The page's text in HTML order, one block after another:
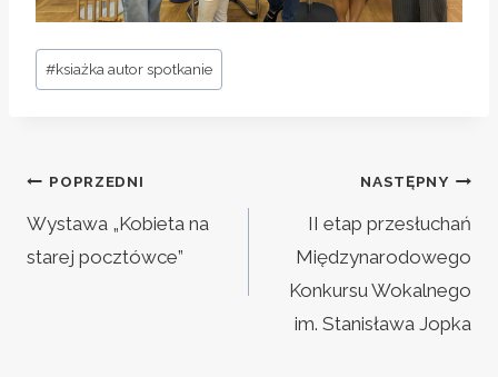
Tagi
wpisu:
#ksiażka autor spotkanie
Nawigacja
wpisu
POPRZEDNI
Wystawa „Kobieta na
starej pocztówce”
NASTĘPNY
II etap przesłuchań
Międzynarodowego
Konkursu Wokalnego
im. Stanisława Jopka